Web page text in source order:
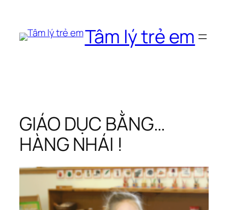
phần
Tâm lý trẻ em
GIÁO DỤC BẰNG…
HÀNG NHÁI !